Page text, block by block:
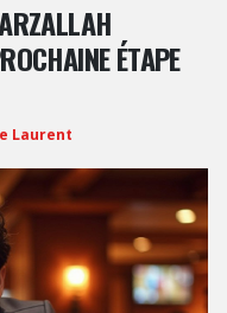
ÉTAPE
Laurent